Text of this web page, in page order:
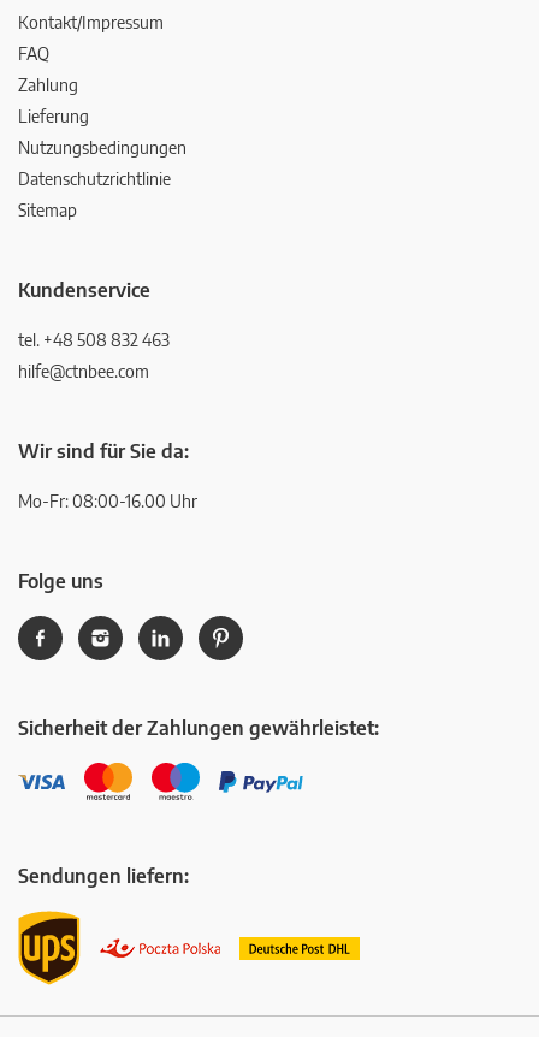
Kontakt/Impressum
FAQ
Zahlung
Lieferung
Nutzungsbedingungen
Datenschutzrichtlinie
Sitemap
Kundenservice
tel. +48 508 832 463
hilfe@ctnbee.com
Wir sind für Sie da:
Mo-Fr: 08:00-16.00 Uhr
Folge uns
Sicherheit der Zahlungen gewährleistet:
Sendungen liefern: